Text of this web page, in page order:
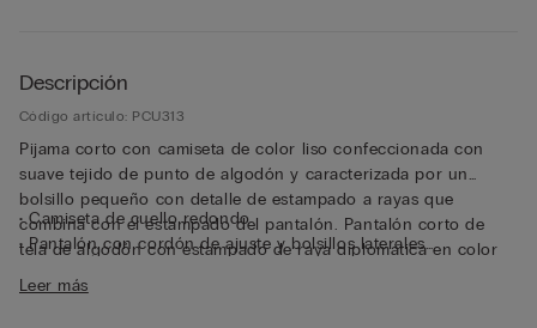
Descripción
Código artículo: PCU313
Pijama corto con camiseta de color liso confeccionada con
suave tejido de punto de algodón y caracterizada por un
bolsillo pequeño con detalle de estampado a rayas que
combina con el estampado del pantalón. Pantalón corto de
tela de algodón con estampado de raya diplomática en color
azul.
• Camiseta de cuello redondo
• Pantalón con cordón de ajuste y bolsillos laterales
• El modelo mide 185 cm y lleva la talla L
Leer más